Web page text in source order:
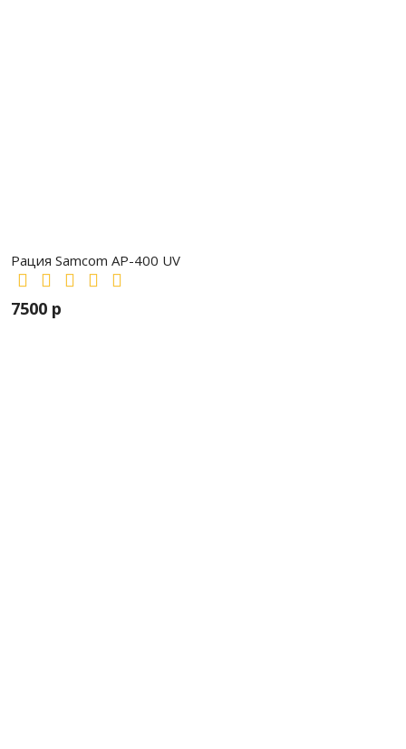
Рация Samcom AP-400 UV
7500 р